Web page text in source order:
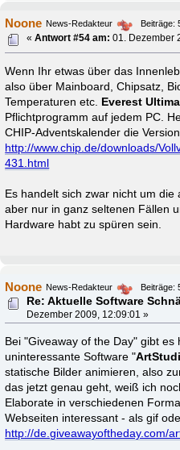
Noone News-Redakteur
Beiträge:
«Antwort #54 am: 01. Dezember
Wenn Ihr etwas über das
also über Mainboard, Chipsatz,
Temperaturen etc. Everest
Pflichtprogramm auf jedem PC.
CHIP-Adventskalender die
http://www.chip.de/downloads/
431.html
Es handelt sich zwar nicht um die
aber nur in ganz seltenen Fällen
Hardware habt zu spüren sein.
Noone News-Redakteur Beiträge:
Re: Aktuelle Software
Dezember 2009, 12:09:01 »
Bei "Giveaway of the Day" gibt
uninteressante Software "
statische Bilder animieren, also
das jetzt genau geht, weiß ich
Elaborate in verschiedenen
Webseiten interessant - als gif
http://de.giveawayoftheday.com/